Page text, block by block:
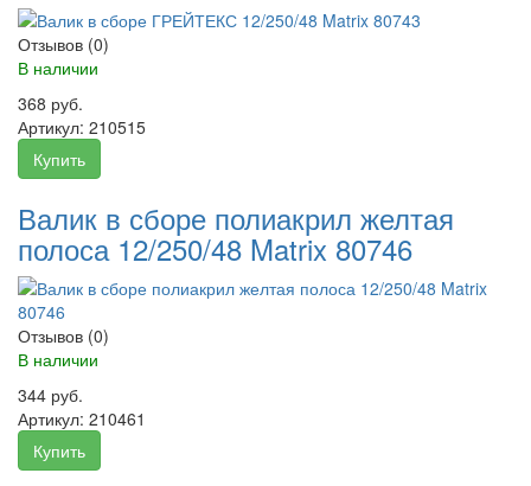
Отзывов (0)
В наличии
368 руб.
Артикул: 210515
Купить
Валик в сборе полиакрил желтая
полоса 12/250/48 Matrix 80746
Отзывов (0)
В наличии
344 руб.
Артикул: 210461
Купить